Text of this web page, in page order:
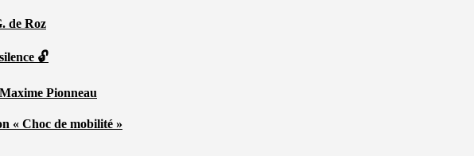
de Roz
🔓
Pionneau
« Choc de mobilité »